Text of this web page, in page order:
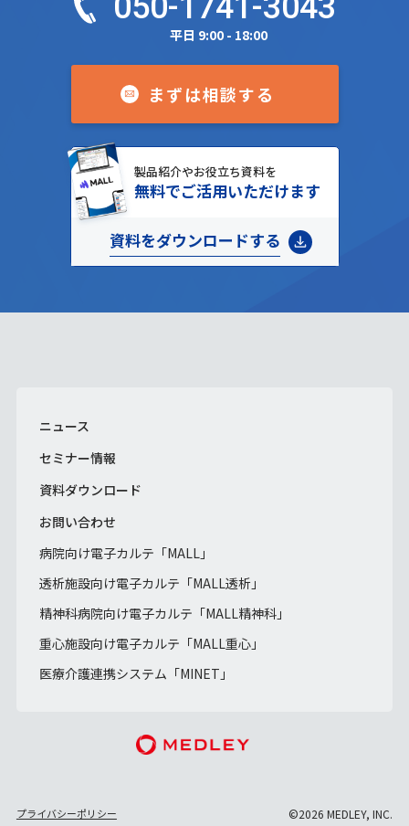
平日 9:00 - 18:00
まずは相談する
製品紹介やお役立ち資料を
無料でご活用いただけます
資料をダウンロードする
ニュース
セミナー情報
資料ダウンロード
お問い合わせ
病院向け電子カルテ「MALL」
透析施設向け電子カルテ「MALL透析」
精神科病院向け電子カルテ「MALL精神科」
重心施設向け電子カルテ「MALL重心」
医療介護連携システム「MINET」
プライバシーポリシー ©2026 MEDLEY, INC.